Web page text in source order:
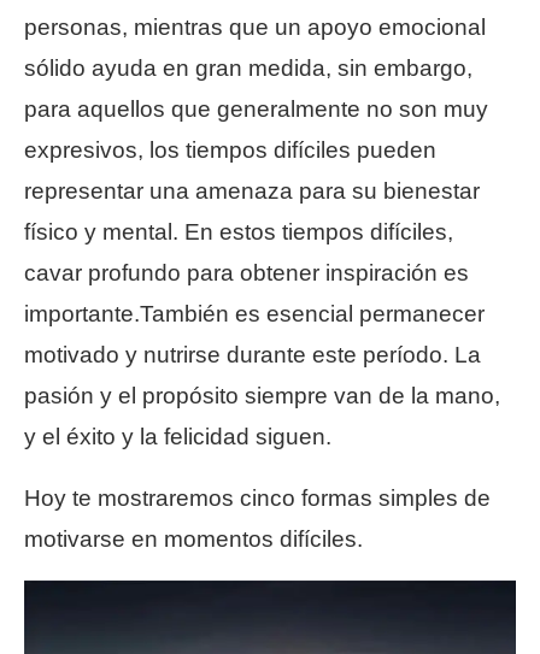
personas, mientras que un apoyo emocional
sólido ayuda en gran medida, sin embargo,
para aquellos que generalmente no son muy
expresivos, los tiempos difíciles pueden
representar una amenaza para su bienestar
físico y mental. En estos tiempos difíciles,
cavar profundo para obtener inspiración es
importante.También es esencial permanecer
motivado y nutrirse durante este período. La
pasión y el propósito siempre van de la mano,
y el éxito y la felicidad siguen.
Hoy te mostraremos cinco formas simples de
motivarse en momentos difíciles.